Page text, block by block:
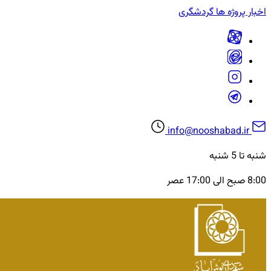
اخبارپروژه هاگردشگری
info@nooshabad.ir
شنبه تا 5 شنبه
8:00 صبح الی 17:00 عصر